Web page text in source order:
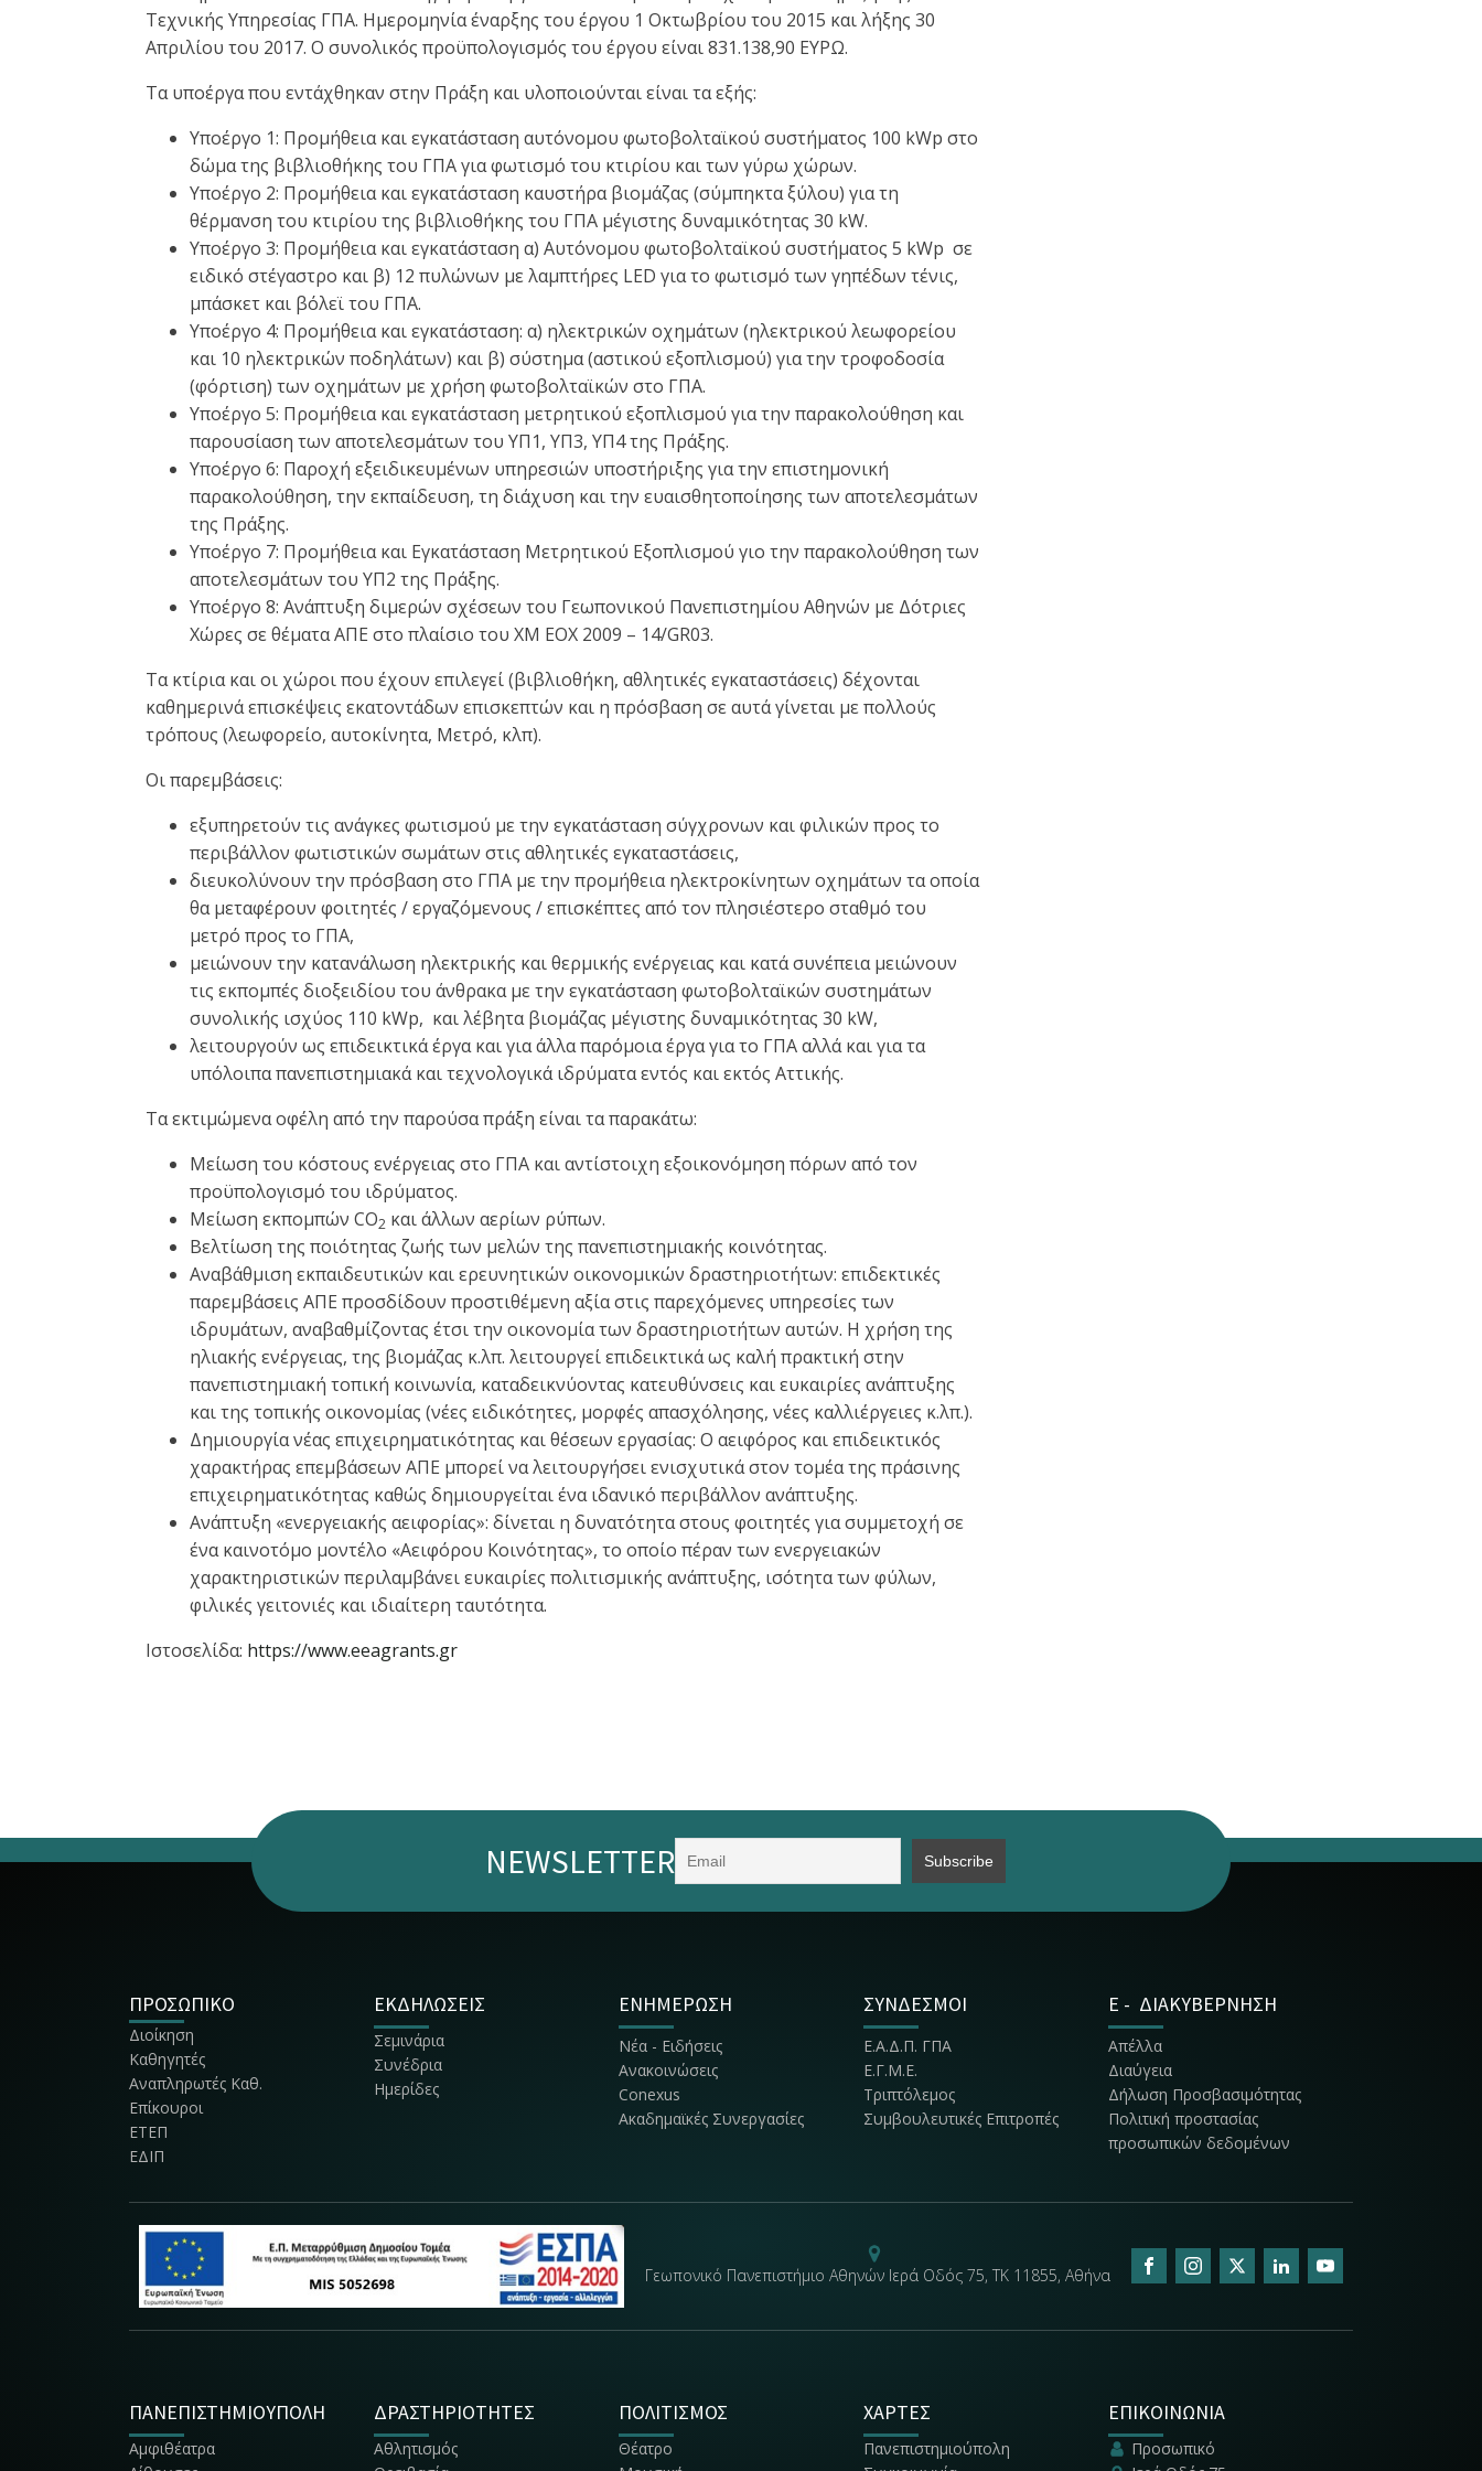
Τεχνικής Υπηρεσίας ΓΠΑ. Ημερομηνία έναρξης του έργου 1 Οκτωβρίου του 2015 και λήξης 30
Απριλίου του 2017. Ο συνολικός προϋπολογισμός του έργου είναι 831.138,90 ΕΥΡΩ.
Τα υποέργα που εντάχθηκαν στην Πράξη και υλοποιούνται είναι τα εξής:
Υποέργο 1: Προμήθεια και εγκατάσταση αυτόνομου φωτοβολταϊκού συστήματος 100 kWp στο
δώμα της βιβλιοθήκης του ΓΠΑ για φωτισμό του κτιρίου και των γύρω χώρων.
Υποέργο 2: Προμήθεια και εγκατάσταση καυστήρα βιομάζας (σύμπηκτα ξύλου) για τη
θέρμανση του κτιρίου της βιβλιοθήκης του ΓΠΑ μέγιστης δυναμικότητας 30 kW.
Υποέργο 3: Προμήθεια και εγκατάσταση α) Αυτόνομου φωτοβολταϊκού συστήματος 5 kWp σε
ειδικό στέγαστρο και β) 12 πυλώνων με λαμπτήρες LED για το φωτισμό των γηπέδων τένις,
μπάσκετ και βόλεϊ του ΓΠΑ.
Υποέργο 4: Προμήθεια και εγκατάσταση: α) ηλεκτρικών οχημάτων (ηλεκτρικού λεωφορείου
και 10 ηλεκτρικών ποδηλάτων) και β) σύστημα (αστικού εξοπλισμού) για την τροφοδοσία
(φόρτιση) των οχημάτων με χρήση φωτοβολταϊκών στο ΓΠΑ.
Υπoέργο 5: Προμήθεια και εγκατάσταση μετρητικού εξοπλισμού για την παρακολούθηση και
παρουσίαση των αποτελεσμάτων του ΥΠ1, ΥΠ3, ΥΠ4 της Πράξης.
Υποέργο 6: Παροχή εξειδικευμένων υπηρεσιών υποστήριξης για την επιστημονική
παρακολούθηση, την εκπαίδευση, τη διάχυση και την ευαισθητοποίησης των αποτελεσμάτων
της Πράξης.
Υποέργο 7: Προμήθεια και Εγκατάσταση Μετρητικού Εξοπλισμού γιο την παρακολούθηση των
αποτελεσμάτων του ΥΠ2 της Πράξης.
Υποέργο 8: Ανάπτυξη διμερών σχέσεων του Γεωπονικού Πανεπιστημίου Αθηνών με Δότριες
Χώρες σε θέματα ΑΠΕ στο πλαίσιο του ΧΜ ΕΟΧ 2009 – 14/GR03.
Τα κτίρια και οι χώροι που έχουν επιλεγεί (βιβλιοθήκη, αθλητικές εγκαταστάσεις) δέχονται
καθημερινά επισκέψεις εκατοντάδων επισκεπτών και η πρόσβαση σε αυτά γίνεται με πολλούς
τρόπους (λεωφορείο, αυτοκίνητα, Μετρό, κλπ).
Οι παρεμβάσεις:
εξυπηρετούν τις ανάγκες φωτισμού με την εγκατάσταση σύγχρονων και φιλικών προς το
περιβάλλον φωτιστικών σωμάτων στις αθλητικές εγκαταστάσεις,
διευκολύνουν την πρόσβαση στο ΓΠΑ με την προμήθεια ηλεκτροκίνητων οχημάτων τα οποία
θα μεταφέρουν φοιτητές / εργαζόμενους / επισκέπτες από τον πλησιέστερο σταθμό του
μετρό προς το ΓΠΑ,
μειώνουν την κατανάλωση ηλεκτρικής και θερμικής ενέργειας και κατά συνέπεια μειώνουν
τις εκπομπές διοξειδίου του άνθρακα με την εγκατάσταση φωτοβολταϊκών συστημάτων
συνολικής ισχύος 110 kWp, και λέβητα βιομάζας μέγιστης δυναμικότητας 30 kW,
λειτουργούν ως επιδεικτικά έργα και για άλλα παρόμοια έργα για το ΓΠΑ αλλά και για τα
υπόλοιπα πανεπιστημιακά και τεχνολογικά ιδρύματα εντός και εκτός Αττικής.
Τα εκτιμώμενα οφέλη από την παρούσα πράξη είναι τα παρακάτω:
Μείωση του κόστους ενέργειας στο ΓΠΑ και αντίστοιχη εξοικονόμηση πόρων από τον
προϋπολογισμό του ιδρύματος.
Μείωση εκπομπών CO2 και άλλων αερίων ρύπων.
Βελτίωση της ποιότητας ζωής των μελών της πανεπιστημιακής κοινότητας.
Αναβάθμιση εκπαιδευτικών και ερευνητικών οικονομικών δραστηριοτήτων: επιδεκτικές
παρεμβάσεις ΑΠΕ προσδίδουν προστιθέμενη αξία στις παρεχόμενες υπηρεσίες των
ιδρυμάτων, αναβαθμίζοντας έτσι την οικονομία των δραστηριοτήτων αυτών. Η χρήση της
ηλιακής ενέργειας, της βιομάζας κ.λπ. λειτουργεί επιδεικτικά ως καλή πρακτική στην
πανεπιστημιακή τοπική κοινωνία, καταδεικνύοντας κατευθύνσεις και ευκαιρίες ανάπτυξης
και της τοπικής οικονομίας (νέες ειδικότητες, μορφές απασχόλησης, νέες καλλιέργειες κ.λπ.).
Δημιουργία νέας επιχειρηματικότητας και θέσεων εργασίας: Ο αειφόρος και επιδεικτικός
χαρακτήρας επεμβάσεων ΑΠΕ μπορεί να λειτουργήσει ενισχυτικά στον τομέα της πράσινης
επιχειρηματικότητας καθώς δημιουργείται ένα ιδανικό περιβάλλον ανάπτυξης.
Ανάπτυξη «ενεργειακής αειφορίας»: δίνεται η δυνατότητα στους φοιτητές για συμμετοχή σε
ένα καινοτόμο μοντέλο «Αειφόρου Κοινότητας», το οποίο πέραν των ενεργειακών
χαρακτηριστικών περιλαμβάνει ευκαιρίες πολιτισμικής ανάπτυξης, ισότητα των φύλων,
φιλικές γειτονιές και ιδιαίτερη ταυτότητα.
Ιστοσελίδα: https://www.eeagrants.gr
NEWSLETTER
ΠΡΟΣΩΠΙΚΟ
Διοίκηση
Καθηγητές
Αναπληρωτές Καθ.
Επίκουροι
ΕΤΕΠ
ΕΔΙΠ
ΕΚΔΗΛΩΣΕΙΣ
Σεμινάρια
Συνέδρια
Ημερίδες
ΕΝΗΜΕΡΩΣΗ
Νέα - Ειδήσεις
Ανακοινώσεις
Conexus
Ακαδημαϊκές Συνεργασίες
ΣΥΝΔΕΣΜΟΙ
Ε.Α.Δ.Π. ΓΠΑ
Ε.Γ.Μ.Ε.
Τριπτόλεμος
Συμβουλευτικές Επιτροπές
E - ΔΙΑΚΥΒΕΡΝΗΣΗ
Απέλλα
Διαύγεια
Δήλωση Προσβασιμότητας
Πολιτική προστασίας
προσωπικών δεδομένων
Γεωπονικό Πανεπιστήμιο Αθηνών Ιερά Οδός 75, ΤΚ 11855, Αθήνα
ΠΑΝΕΠΙΣΤΗΜΙΟΥΠΟΛΗ
Αμφιθέατρα
ΔΡΑΣΤΗΡΙΟΤΗΤΕΣ
Αθλητισμός
ΠΟΛΙΤΙΣΜΟΣ
Θέατρο
ΧΑΡΤΕΣ
Πανεπιστημιούπολη
ΕΠΙΚΟΙΝΩΝΙΑ
Προσωπικό